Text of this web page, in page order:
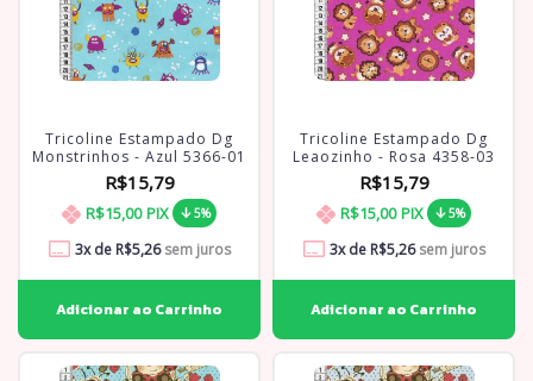
Tricoline Estampado Dg
Monstrinhos - Azul 5366-01
R$15,79
R$15,00 PIX 5%
3x de R$5,26sem juros
Tricoline Estampado Dg
Leaozinho - Rosa 4358-03
R$15,79
R$15,00 PIX 5%
3x de R$5,26sem juros